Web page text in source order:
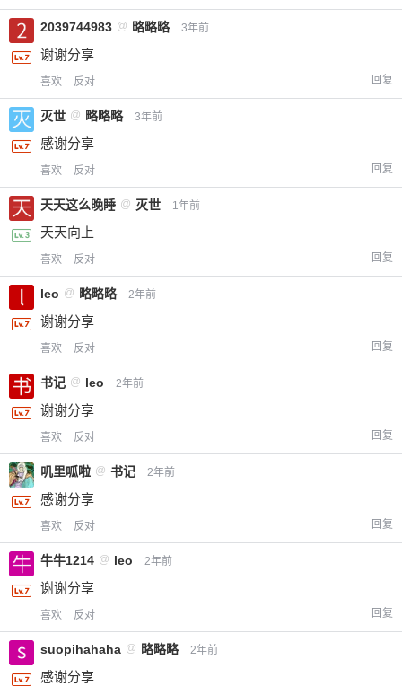
20 元 50 元 自定义
2039744983 @ 略略略 3年前
谢谢分享
喜欢 反对 回复
灭世 @ 略略略 3年前
感谢分享
喜欢 反对 回复
天天这么晚睡 @ 灭世 1年前
天天向上
喜欢 反对 回复
leo @ 略略略 2年前
谢谢分享
喜欢 反对 回复
书记 @ leo 2年前
谢谢分享
喜欢 反对 回复
叽里呱啦 @ 书记 2年前
感谢分享
喜欢 反对 回复
牛牛1214 @ leo 2年前
谢谢分享
喜欢 反对 回复
suopihahaha @ 略略略 2年前
感谢分享